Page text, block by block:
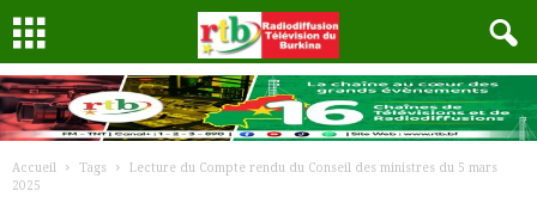
Accueil Tags
Lecture du Compte rendu du Conseil des ministres du 5 mars
2025